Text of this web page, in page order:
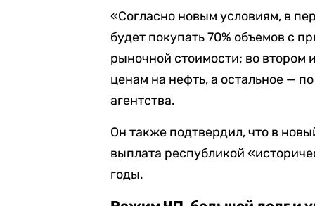
«Согласно новым условиям, в
будет покупать 70% объемов с
рыночной стоимости; во втором
ценам на нефть, а остальное —
агентства.
Он также подтвердил, что в
выплата республикой
годы.